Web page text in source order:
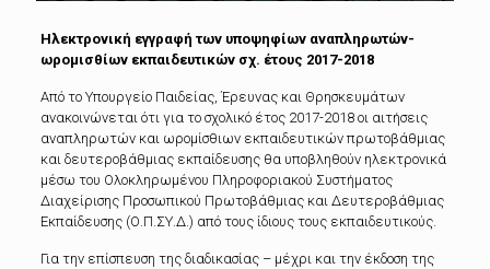
Ηλεκτρονική εγγραφή των υποψηφίων αναπληρωτών-
ωρομισθίων εκπαιδευτικών σχ. έτους 2017-2018
Από το Υπουργείο Παιδείας, Έρευνας και Θρησκευμάτων
ανακοινώνεται ότι για το σχολικό έτος 2017-2018 οι αιτήσεις
αναπληρωτών και ωρομίσθιων εκπαιδευτικών πρωτοβάθμιας
και δευτεροβάθμιας εκπαίδευσης θα υποβληθούν ηλεκτρονικά
μέσω του Ολοκληρωμένου Πληροφοριακού Συστήματος
Διαχείρισης Προσωπικού Πρωτοβάθμιας και Δευτεροβάθμιας
Εκπαίδευσης (Ο.Π.ΣΥ.Δ.) από τους ίδιους τους εκπαιδευτικούς.
Για την επίσπευση της διαδικασίας – μέχρι και την έκδοση της